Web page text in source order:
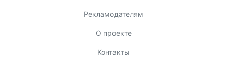
Рекламодателям
О проекте
Контакты